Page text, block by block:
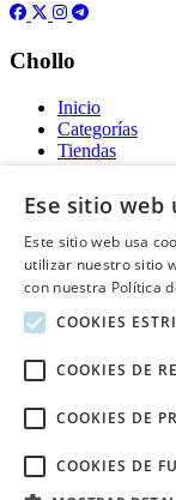
Chollo
Inicio
Categorías
Tiendas
Gratis
Acerca de
Sobre nosotros
Contacto
Información legal
Declaración de
Descargo de
Ese sitio web
Este sitio web usa
utilizar nuestro sitio
con nuestra Política
COOKIES
COOKIES DE
COOKIES DE
COOKIES DE